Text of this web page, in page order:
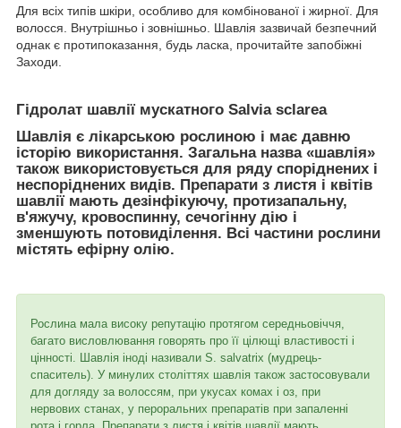
Для всіх типів шкіри, особливо для комбінованої і жирної. Для
волосся. Внутрішньо і зовнішньо. Шавлія зазвичай безпечний
однак є протипоказання, будь ласка, прочитайте запобіжні
Заходи.
Гідролат шавлії мускатного Salvia sclarea
Шавлія є лікарською рослиною і має давню
історію використання. Загальна назва «шавлія»
також використовується для ряду споріднених і
неспоріднених видів. Препарати з листя і квітів
шавлії мають дезінфікуючу, протизапальну,
в'яжучу, кровоспинну, сечогінну дію і
зменшують потовиділення. Всі частини рослини
містять ефірну олію.
Рослина мала високу репутацію протягом середньовіччя,
багато висловлювання говорять про її цілющі властивості і
цінності. Шавлія іноді називали S. salvatrix (мудрець-
спаситель). У минулих століттях шавлія також застосовували
для догляду за волоссям, при укусах комах і оз, при
нервових станах, у пероральних препаратів при запаленні